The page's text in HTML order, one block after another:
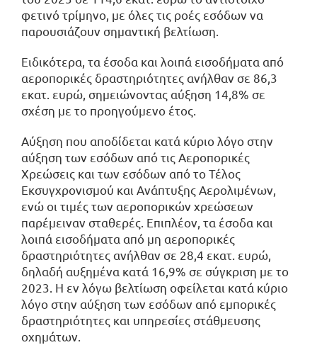
φετινό τρίμηνο, με όλες τις ροές εσόδων να
παρουσιάζουν σημαντική βελτίωση.
Ειδικότερα, τα έσοδα και λοιπά εισοδήματα από
αεροπορικές δραστηριότητες ανήλθαν σε 86,3
εκατ. ευρώ, σημειώνοντας αύξηση 14,8% σε
σχέση με το προηγούμενο έτος.
Αύξηση που αποδίδεται κατά κύριο λόγο στην
αύξηση των εσόδων από τις Αεροπορικές
Χρεώσεις και των εσόδων από το Τέλος
Εκσυγχρονισμού και Ανάπτυξης Αερολιμένων,
ενώ οι τιμές των αεροπορικών χρεώσεων
παρέμειναν σταθερές. Επιπλέον, τα έσοδα και
λοιπά εισοδήματα από μη αεροπορικές
δραστηριότητες ανήλθαν σε 28,4 εκατ. ευρώ,
δηλαδή αυξημένα κατά 16,9% σε σύγκριση με το
2023. Η εν λόγω βελτίωση οφείλεται κατά κύριο
λόγο στην αύξηση των εσόδων από εμπορικές
δραστηριότητες και υπηρεσίες στάθμευσης
οχημάτων.